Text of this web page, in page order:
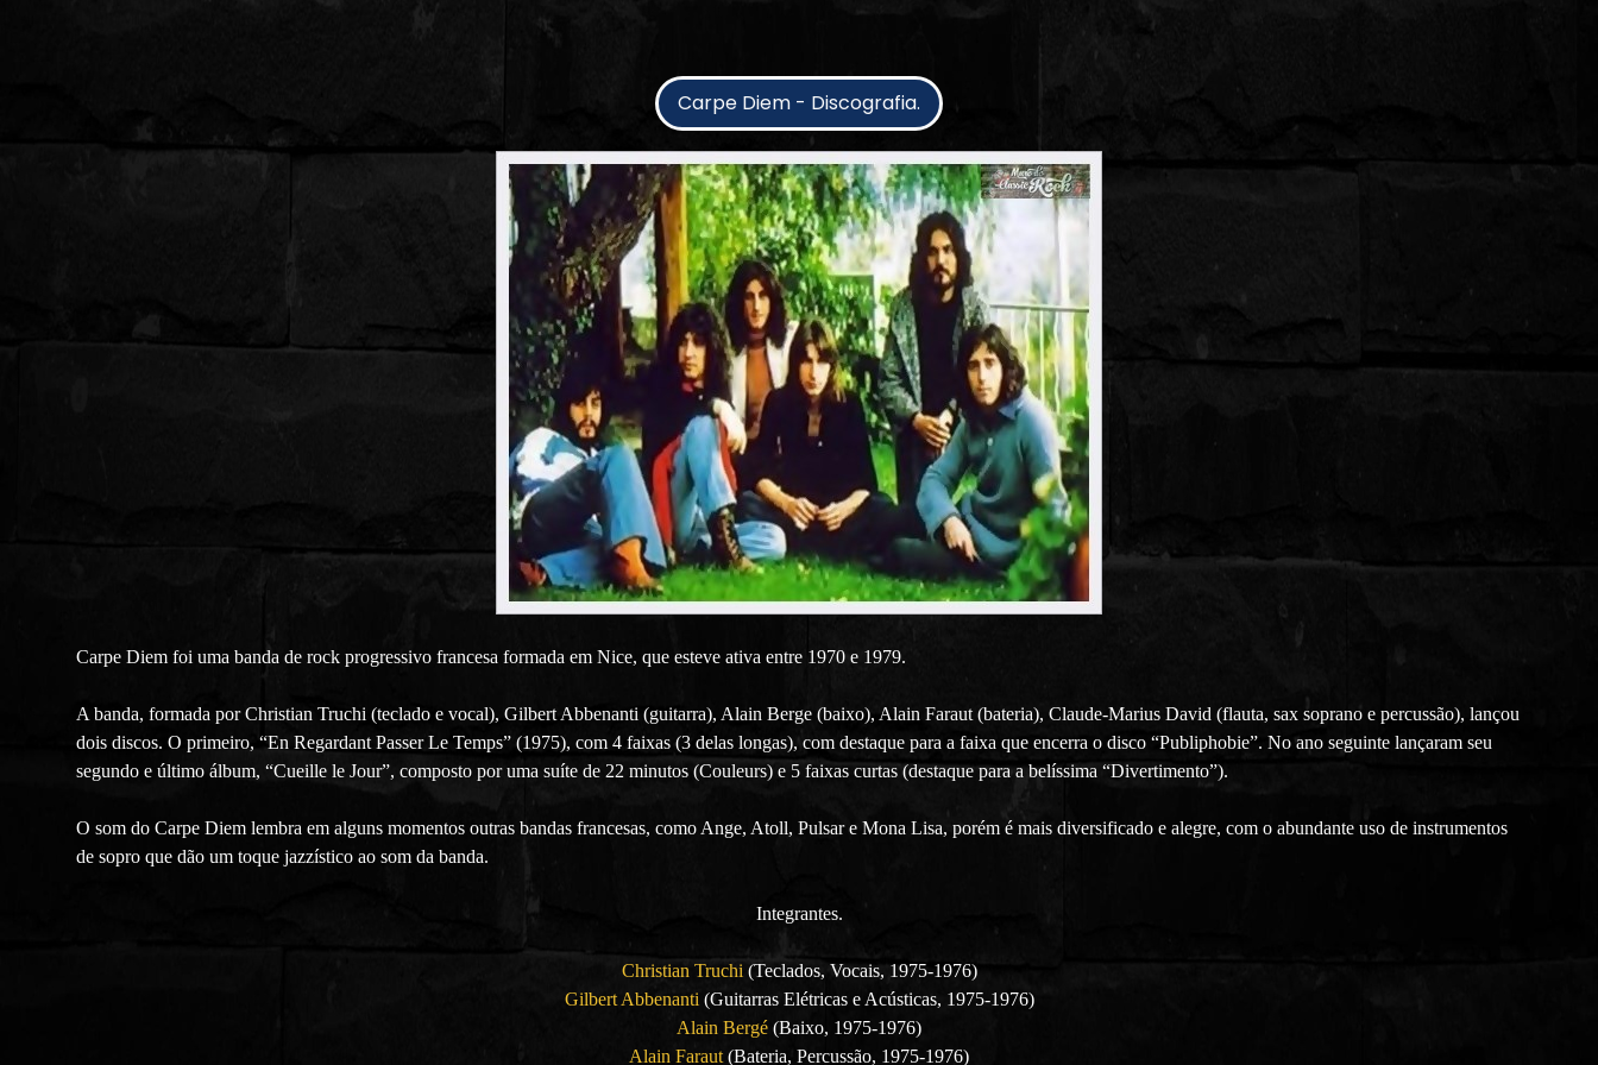
Carpe Diem - Discografia.
Carpe Diem foi uma banda de rock progressivo francesa formada em Nice, que esteve ativa entre 1970 e 1979.
A banda, formada por Christian Truchi (teclado e vocal), Gilbert Abbenanti (guitarra), Alain Berge (baixo), Alain Faraut (bateria), Claude-Marius David (flauta, sax soprano e percussão), lançou
dois discos. O primeiro, “En Regardant Passer Le Temps” (1975), com 4 faixas (3 delas longas), com destaque para a faixa que encerra o disco “Publiphobie”. No ano seguinte lançaram seu
segundo e último álbum, “Cueille le Jour”, composto por uma suíte de 22 minutos (Couleurs) e 5 faixas curtas (destaque para a belíssima “Divertimento”).
O som do Carpe Diem lembra em alguns momentos outras bandas francesas, como Ange, Atoll, Pulsar e Mona Lisa, porém é mais diversificado e alegre, com o abundante uso de instrumentos
de sopro que dão um toque jazzístico ao som da banda.
Integrantes.
Christian Truchi (Teclados, Vocais, 1975-1976)
Gilbert Abbenanti (Guitarras Elétricas e Acústicas, 1975-1976)
Alain Bergé (Baixo, 1975-1976)
Alain Faraut (Bateria, Percussão, 1975-1976)